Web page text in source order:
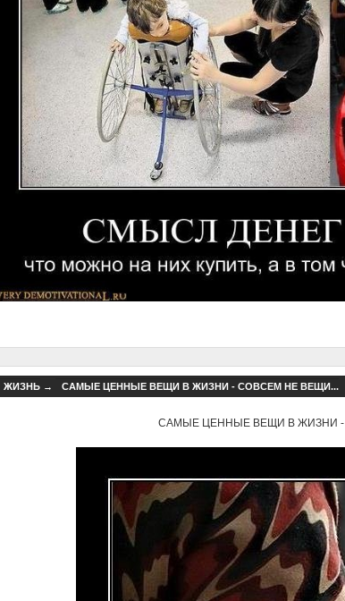
ЖИЗНЬ→ САМЫЕ ЦЕННЫЕ ВЕЩИ В ЖИЗНИ - СОВСЕМ НЕ ВЕЩИ...
САМЫЕ ЦЕННЫЕ ВЕЩИ В ЖИЗНИ -